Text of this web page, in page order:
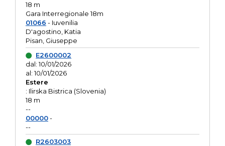
18 m
Gara Interregionale 18m
01066 - Iuvenilia
D'agostino, Katia
Pisan, Giuseppe
E2600002
dal: 10/01/2026
al: 10/01/2026
Estere
: Ilirska Bistrica (Slovenia)
18 m
--
00000-
--
R2603003